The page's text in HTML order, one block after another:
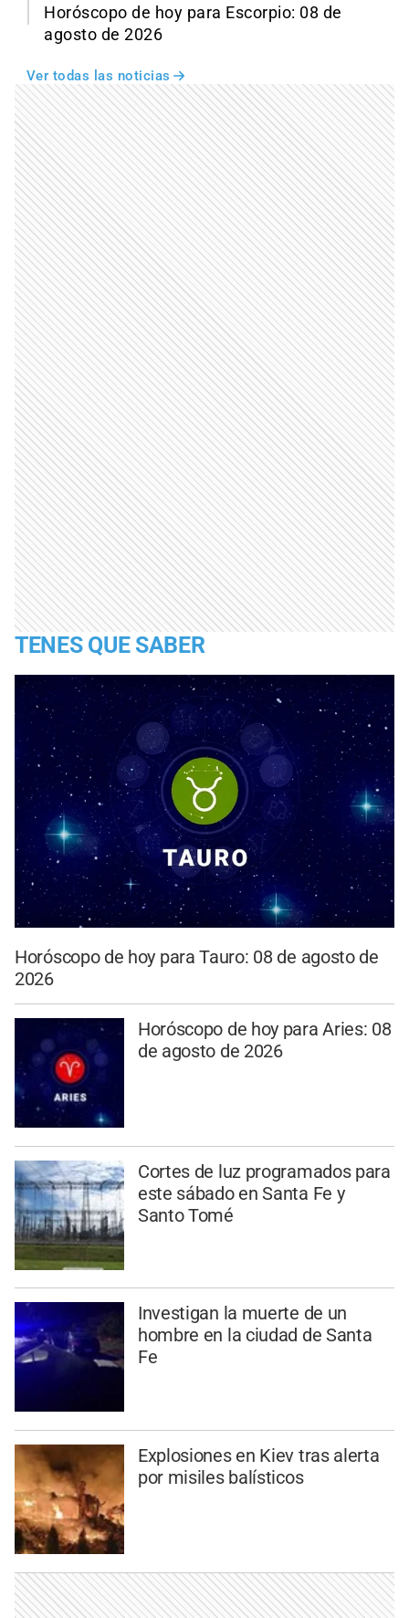
Horóscopo de hoy para Escorpio: 08 de
agosto de 2026
Ver todas las noticias
TENES QUE SABER
Horóscopo de hoy para Tauro: 08 de agosto de
2026
Horóscopo de hoy para Aries: 08
de agosto de 2026
Cortes de luz programados para
este sábado en Santa Fe y
Santo Tomé
Investigan la muerte de un
hombre en la ciudad de Santa
Fe
Explosiones en Kiev tras alerta
por misiles balísticos